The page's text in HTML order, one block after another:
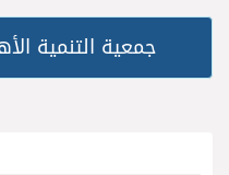
جمعية التنمية